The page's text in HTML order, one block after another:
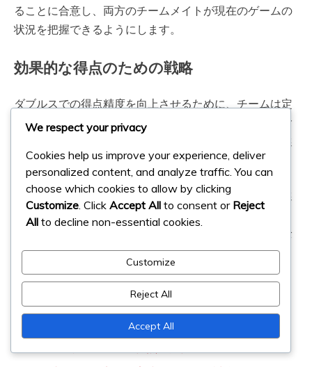
ることに合意し、両方のチームメイトが現在のゲームの
状況を把握できるようにします。
効果的な得点のための戦略
ダブルスでの得点精度を向上させるために、チームは定
期的なスコアチェックやポジションのリマインダーを含
む戦略を開発すべきです。これにより、誤解を防ぎ、選
手がサーブやレシーブの順番に備えることができます。
さらに、さまざまな得点シナリオを練習することで、選
手はルールに慣れることができます。試合条件をシミュ
レートするドリルに参加することで、理解を強化し、全
体的なゲームプレイを向上させることができます。
バドミントンのダブルスラリー規則：ファウルの定
We respect your privacy
Cookies help us improve your experience, deliver
personalized content, and analyze traffic. You can
choose which cookies to allow by clicking
Customize . Click Accept All to consent or Reject
All to decline non-essential cookies.
Customize
Reject All
Accept All